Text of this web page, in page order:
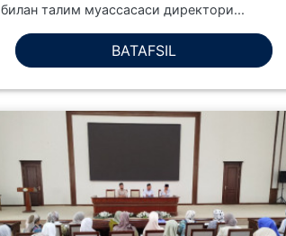
билан талим муассасаси директори...
BATAFSIL